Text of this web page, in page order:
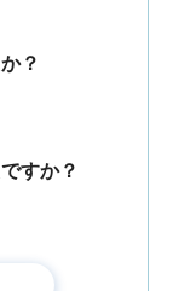
？
すか？